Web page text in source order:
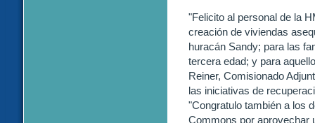
"Felicito al personal de la
creación de viviendas
huracán Sandy; para las
tercera edad; y para
Reiner, Comisionado
las iniciativas de
"Congratulo también a los
Commons por aprovechar